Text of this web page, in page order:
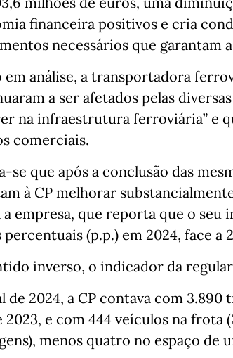
financeira positivos e cria
necessários que garantam
em análise, a transportadora
a ser afetados pelas
na infraestrutura ferroviária” e
comerciais.
se que após a conclusão das
à CP melhorar
empresa, que reporta que o seu
(p.p.) em 2024, face a
inverso, o indicador da
de 2024, a CP contava com 3.890
2023, e com 444 veículos na frota
menos quatro no espaço de